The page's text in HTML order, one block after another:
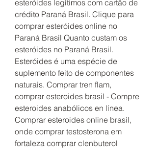
esteróides legítimos com cartão de
crédito Paraná Brasil. Clique para
comprar esteróides online no
Paraná Brasil Quanto custam os
esteróides no Paraná Brasil.
Esteróides é uma espécie de
suplemento feito de componentes
naturais. Comprar tren flam,
comprar esteroides brasil - Compre
esteroides anabólicos en línea.
Comprar esteroides online brasil,
onde comprar testosterona em
fortaleza comprar clenbuterol